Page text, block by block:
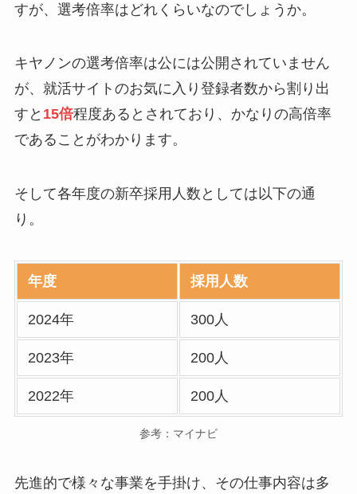
すが、選考倍率はどれくらいなのでしょうか。
キヤノンの選考倍率は公には公開されていません
が、就活サイトのお気に入り登録者数から割り出
すと 15倍程度あるとされており、かなりの高倍率
であることがわかります。
そして各年度の新卒採用人数としては以下の通
り。
年度 採用人数
2024年 300人
2023年 200人
2022年 200人
参考：マイナビ
先進的で様々な事業を手掛け、その仕事内容は多